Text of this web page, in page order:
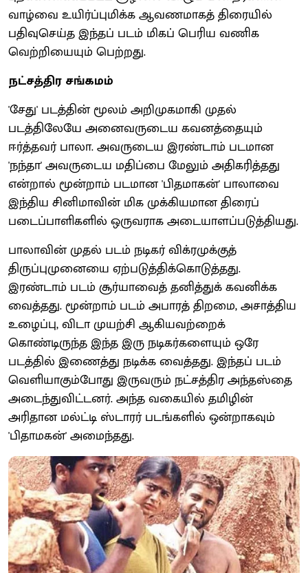
வாழ்வை உயிர்ப்புமிக்க ஆவணமாகத் திரையில்
பதிவுசெய்த இந்தப் படம் மிகப் பெரிய வணிக
வெற்றியையும் பெற்றது.
நட்சத்திர சங்கமம்
'சேது' படத்தின் மூலம் அறிமுகமாகி முதல்
படத்திலேயே அனைவருடைய கவனத்தையும்
ஈர்த்தவர் பாலா. அவருடைய இரண்டாம் படமான
'நந்தா' அவருடைய மதிப்பை மேலும் அதிகரித்தது
என்றால் மூன்றாம் படமான 'பிதமாகன்' பாலாவை
இந்திய சினிமாவின் மிக முக்கியமான திரைப்
படைப்பாளிகளில் ஒருவராக அடையாளப்படுத்தியது.
பாலாவின் முதல் படம் நடிகர் விக்ரமுக்குத்
திருப்புமுனையை ஏற்படுத்திக்கொடுத்தது.
இரண்டாம் படம் சூர்யாவைத் தனித்துக் கவனிக்க
வைத்தது. மூன்றாம் படம் அபாரத் திறமை, அசாத்திய
உழைப்பு, விடா முயற்சி ஆகியவற்றைக்
கொண்டிருந்த இந்த இரு நடிகர்களையும் ஒரே
படத்தில் இணைத்து நடிக்க வைத்தது. இந்தப் படம்
வெளியாகும்போது இருவரும் நட்சத்திர அந்தஸ்தை
அடைந்துவிட்டனர். அந்த வகையில் தமிழின்
அரிதான மல்ட்டி ஸ்டாரர் படங்களில் ஒன்றாகவும்
'பிதாமகன்' அமைந்தது.